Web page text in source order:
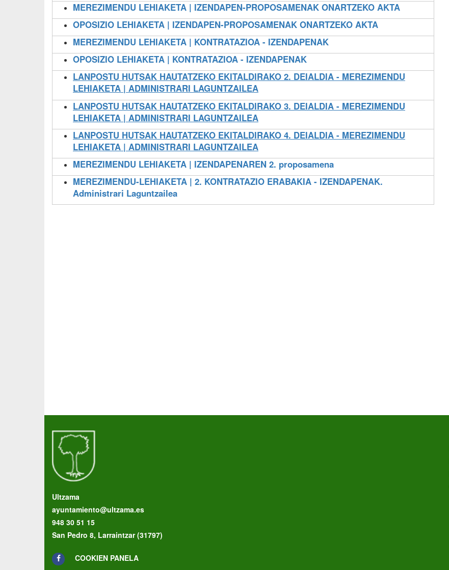
MEREZIMENDU LEHIAKETA | IZENDAPEN-PROPOSAMENAK ONARTZEKO AKTA
OPOSIZIO LEHIAKETA | IZENDAPEN-PROPOSAMENAK ONARTZEKO AKTA
MEREZIMENDU LEHIAKETA | KONTRATAZIOA - IZENDAPENAK
OPOSIZIO LEHIAKETA | KONTRATAZIOA - IZENDAPENAK
LANPOSTU HUTSAK HAUTATZEKO EKITALDIRAKO 2. DEIALDIA - MEREZIMENDU
LEHIAKETA | ADMINISTRARI LAGUNTZAILEA
LANPOSTU HUTSAK HAUTATZEKO EKITALDIRAKO 3. DEIALDIA - MEREZIMENDU
LEHIAKETA | ADMINISTRARI LAGUNTZAILEA
LANPOSTU HUTSAK HAUTATZEKO EKITALDIRAKO 4. DEIALDIA - MEREZIMENDU
LEHIAKETA | ADMINISTRARI LAGUNTZAILEA
MEREZIMENDU LEHIAKETA | IZENDAPENAREN 2. proposamena
MEREZIMENDU-LEHIAKETA | 2. KONTRATAZIO ERABAKIA - IZENDAPENAK.
Administrari Laguntzailea
Ultzama
ayuntamiento@ultzama.es
948 30 51 15
San Pedro 8, Larraintzar (31797)
COOKIEN PANELA